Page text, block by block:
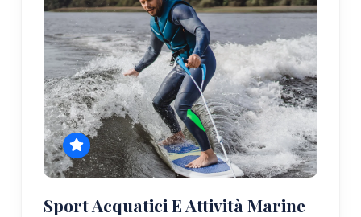
Sport Acquatici E Attività Marine